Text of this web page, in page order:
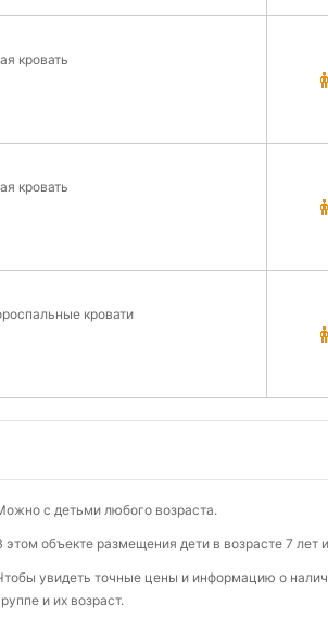
кровать
кровать
кровати
с детьми любого возраста.
этом объекте размещения дети в возрасте 7
увидеть точные цены и информацию о
и их возраст.